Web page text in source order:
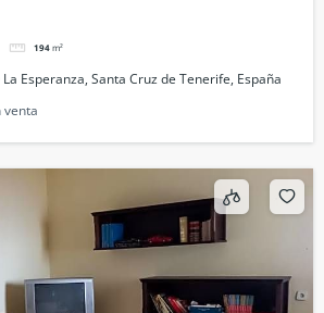
194 m²
Esperanza, Santa Cruz de Tenerife, España
venta